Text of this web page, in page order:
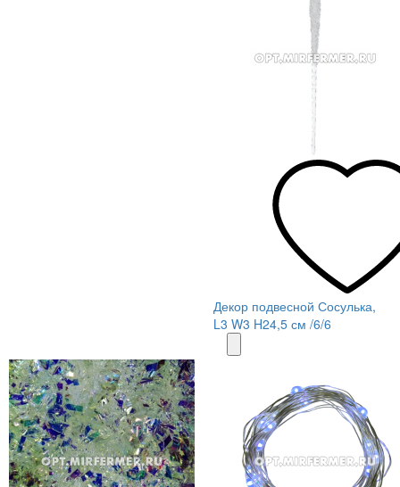
Декор подвесной Сосулька,
L3 W3 H24,5 см /6/6